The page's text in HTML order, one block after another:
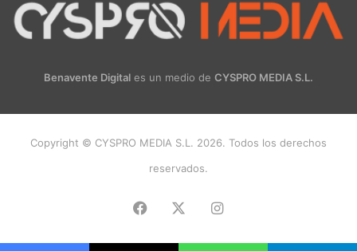
Benavente Digital es un medio de CYSPRO MEDIA S.L.
Copyright © CYSPRO MEDIA S.L. 2026. Todos los derechos
reservados.
Facebook Instagram